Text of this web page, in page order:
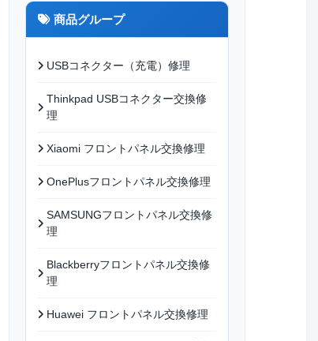
商品グループ
USBコネクター（充電）修理
Thinkpad USBコネクター交換修
理
Xiaomi フロントパネル交換修理
OnePlusフロントパネル交換修理
SAMSUNGフロントパネル交換修
理
Blackberryフロントパネル交換修
理
Huawei フロントパネル交換修理